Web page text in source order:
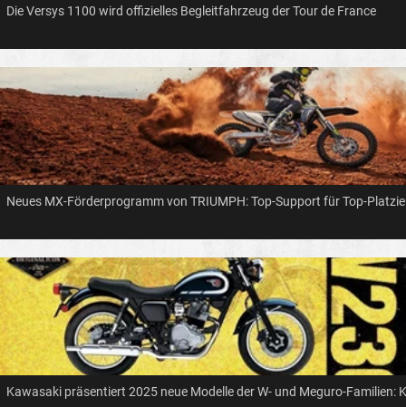
Die Versys 1100 wird offizielles Begleitfahrzeug der Tour de France
Neues MX-Förderprogramm von TRIUMPH: Top-Support für Top-
Kawasaki präsentiert 2025 neue Modelle der W- und Meguro-Familien: